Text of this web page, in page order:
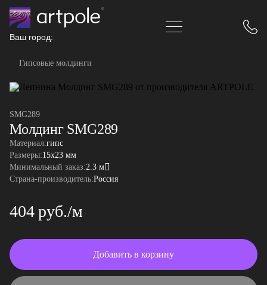
Ваш город:
Гипсовые молдинги
SMG289
Молдинг SMG289
Материал:гипс
Размеры:15x23 мм
Минимальный заказ:2.3 м
Страна-производитель:Россия
404 руб./м
Добавить в корзину